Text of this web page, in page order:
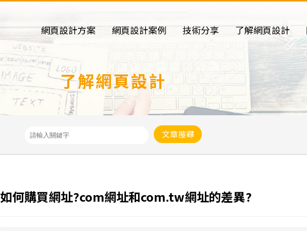
網頁設計方案 網頁設計案例 技術分享 了解網頁設計
了解網頁設計
文章搜尋
如何購買網址?com網址和com.tw網址的差異?